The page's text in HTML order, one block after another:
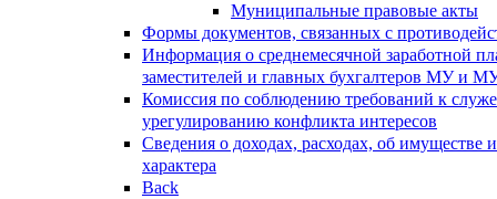
Муниципальные правовые акты
Формы документов, связанных с
Информация о среднемесячной заработной
заместителей и главных бухгалтеров МУ и
Комиссия по соблюдению требований к
урегулированию конфликта интересов
Сведения о доходах, расходах, об имуществе
характера
Back